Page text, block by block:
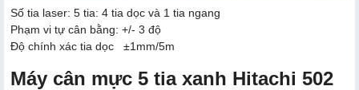
Số tia laser: 5 tia: 4 tia dọc và 1 tia ngang
Phạm vi tự cân bằng: +/- 3 độ
Độ chính xác tia dọc ±1mm/5m
Máy cân mực 5 tia xanh Hitachi 502